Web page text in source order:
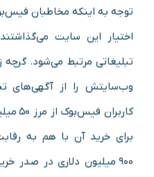
توجه به اینکه مخاطبان
اختیار این سایت
تبلیغاتی مرتبط می‌شود.
وب‌سایتش را از آگهی‌های
برای خرید آن با هم به
۹۰۰ میلیون دلاری در صدر